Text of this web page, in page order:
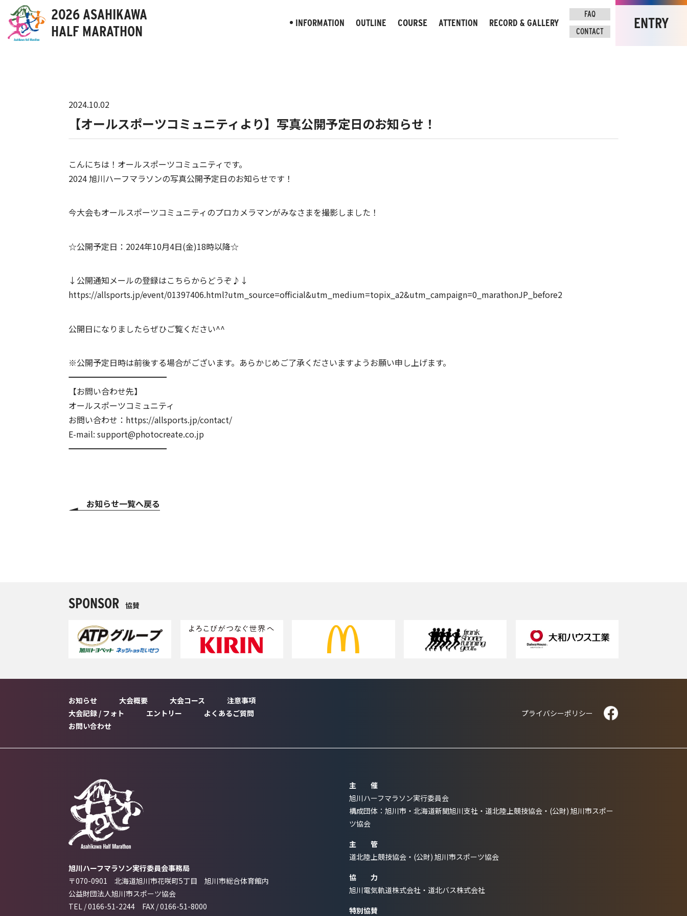
2026 ASAHIKAWA
HALF MARATHON
INFORMATION OUTLINE COURSE ATTENTION RECORD & GALLERY
FAQ
FAQ
CONTACT
CONTACT ENTRY
ENTRY
2024.10.02
【オールスポーツコミュニティより】写真公開予定日のお知らせ！
こんにちは！オールスポーツコミュニティです。
2024 旭川ハーフマラソンの写真公開予定日のお知らせです！
今大会もオールスポーツコミュニティのプロカメラマンがみなさまを撮影しました！
☆公開予定日：2024年10月4日(金)18時以降☆
↓公開通知メールの登録はこちらからどうぞ♪↓
https://allsports.jp/event/01397406.html?utm_source=official&utm_medium=topix_a2&utm_campaign=0_marathonJP_before2
公開日になりましたらぜひご覧ください^^
※公開予定日時は前後する場合がございます。あらかじめご了承くださいますようお願い申し上げます。
━━━━━━━━━━━━
【お問い合わせ先】
オールスポーツコミュニティ
お問い合わせ：https://allsports.jp/contact/
E-mail: support@photocreate.co.jp
━━━━━━━━━━━━
お知らせ一覧へ戻る
SPONSOR 協賛
お知らせ
INRORMATION
大会概要
OUTLINE
大会コース
COURSE
注意事項
ATTENTION
大会記録 / フォト
RECORD & GALLERY
エントリー よくあるご質問
お問い合わせ
プライバシーポリシー
旭川ハーフマラソン実行委員会事務局
〒070-0901 北海道旭川市花咲町5丁目旭川市総合体育館内
公益財団法人旭川市スポーツ協会
TEL /0166-51-2244 FAX /0166-51-8000
主 催
旭川ハーフマラソン実行委員会
構成団体：旭川市・北海道新聞旭川支社・道北陸上競技協会・(公財) 旭川市スポー
ツ協会
主 管
道北陸上競技協会・(公財) 旭川市スポーツ協会
協 力
旭川電気軌道株式会社・道北バス株式会社
特別協賛